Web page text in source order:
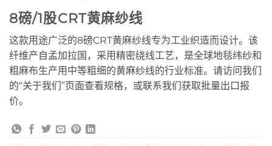
8磅/1股CRT黄麻纱线
这款用途广泛的8磅CRT黄麻纱线专为工业织造而设计。该
纤维产自孟加拉国，采用精密绕线工艺，是全球地毯纬纱和
粗麻布生产用中等粗细的黄麻纱线的行业标准。请访问我们
的“关于我们”页面查看规格，或联系我们获取批量出口报
价。